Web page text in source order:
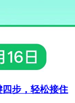
步，轻松接住